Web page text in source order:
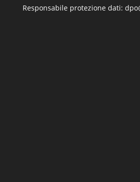
Responsabile protezione dati: